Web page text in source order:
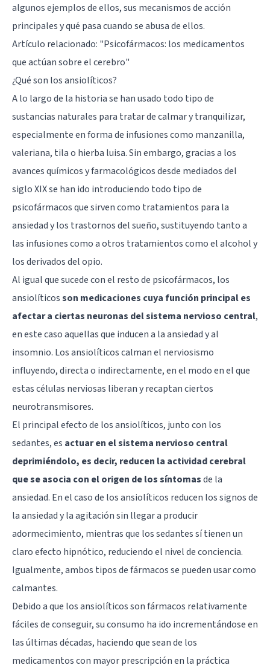
algunos ejemplos de ellos, sus mecanismos de acción
principales y qué pasa cuando se abusa de ellos.
Artículo relacionado: "Psicofármacos: los medicamentos
que actúan sobre el cerebro"
¿Qué son los ansiolíticos?
A lo largo de la historia se han usado todo tipo de
sustancias naturales para tratar de calmar y tranquilizar,
especialmente en forma de infusiones como manzanilla,
valeriana, tila o hierba luisa. Sin embargo, gracias a los
avances químicos y farmacológicos desde mediados del
siglo XIX se han ido introduciendo todo tipo de
psicofármacos que sirven como tratamientos para la
ansiedad y los trastornos del sueño, sustituyendo tanto a
las infusiones como a otros tratamientos como el alcohol y
los derivados del opio.
Al igual que sucede con el resto de psicofármacos, los
ansiolíticosson medicaciones cuya función principal es
afectar a ciertas neuronas del sistema nervioso central,
en este caso aquellas que inducen a la ansiedad y al
insomnio. Los ansiolíticos calman el nerviosismo
influyendo, directa o indirectamente, en el modo en el que
estas células nerviosas liberan y recaptan ciertos
neurotransmisores.
El principal efecto de los ansiolíticos, junto con los
sedantes, es actuar en el sistema nervioso central
deprimiéndolo, es decir, reducen la actividad cerebral
que se asocia con el origen de los síntomasde la
ansiedad. En el caso de los ansiolíticos reducen los signos de
la ansiedad y la agitación sin llegar a producir
adormecimiento, mientras que los sedantes sí tienen un
claro efecto hipnótico, reduciendo el nivel de conciencia.
Igualmente, ambos tipos de fármacos se pueden usar como
calmantes.
Debido a que los ansiolíticos son fármacos relativamente
fáciles de conseguir, su consumo ha ido incrementándose en
las últimas décadas, haciendo que sean de los
medicamentos con mayor prescripción en la práctica